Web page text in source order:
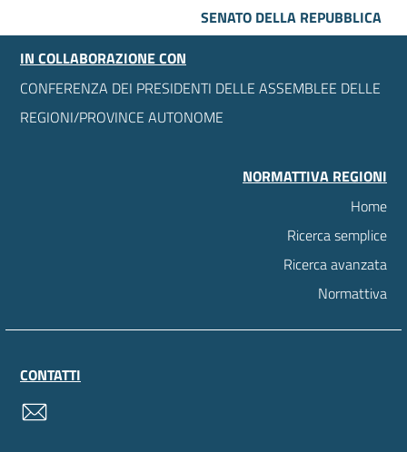
SENATO DELLA REPUBBLICA
IN COLLABORAZIONE CON
CONFERENZA DEI PRESIDENTI DELLE ASSEMBLEE DELLE
REGIONI/PROVINCE AUTONOME
NORMATTIVA REGIONI
Home
Ricerca semplice
Ricerca avanzata
Normattiva
CONTATTI